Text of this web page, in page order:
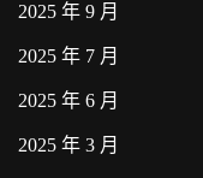
2025 年 9 月
2025 年 7 月
2025 年 6 月
2025 年 3 月